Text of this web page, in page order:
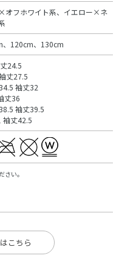
オフホワイト系、イエロー×ネ
120cm、130cm
24.5
丈27.5
袖丈32
丈36
袖丈39.5
袖丈42.5
さい。
こちら